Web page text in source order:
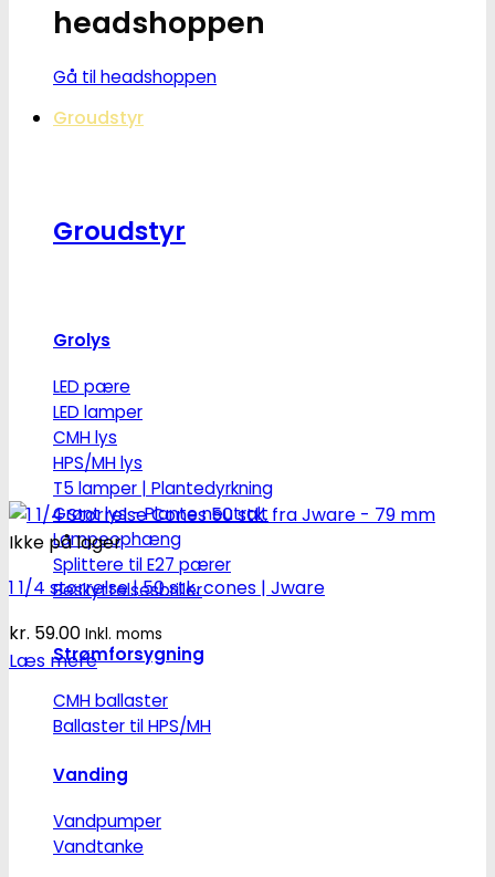
headshoppen
Gå til headshoppen
Groudstyr
Groudstyr
Grolys
LED pære
LED lamper
CMH lys
HPS/MH lys
T5 lamper | Plantedyrkning
Grønt lys - Plante neutralt
Lampeophæng
Splittere til E27 pærer
Beskyttelsesbriller
Strømforsygning
CMH ballaster
Ballaster til HPS/MH
Vanding
Vandpumper
Vandtanke
Ikke på lager
1 1/4 størrelse | 50 stk. cones | Jware
kr. 59.00 Inkl. moms
Læs mere